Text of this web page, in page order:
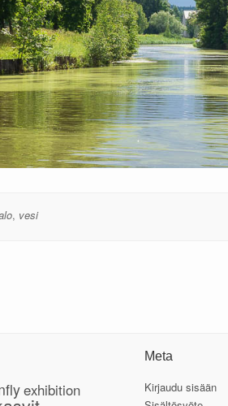
, vesi
exhibition
Meta
Kirjaudu sisään